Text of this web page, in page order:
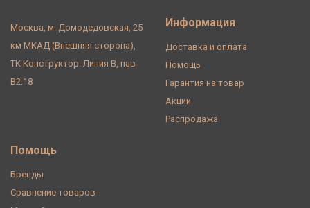
Москва, м. Домодедовская, 25
км МКАД (Внешняя сторона),
ТК Конструктор. Линия В, пав
В2.18
Информация
Доставка и оплата
Помощь
Гарантия на товар
Акции
Распродажа
Помощь
Бренды
Сравнение товаров